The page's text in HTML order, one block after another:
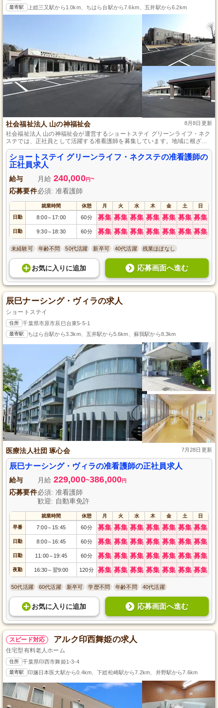
最寄駅 上総三又駅から1.0km、ちはら台駅から7.6km、五井駅から6.2km
社会福祉法人 山の神福祉会 8月8日更新
社会福祉法人 山の神福祉会が運営するショートステイ グリーンライフ・ネク
ステでは、正社員として活躍する准看護師を募集しています。地域に根ざし
た温かい福祉施設で、利用者様のケアに専念することができます。准看護師
としてのスキルを活かし、共に安心と笑顔を提供してみませんか？ご応募を
お待ちしております。
ショートステイ グリーンライフ・ネクステの准看護師の
正社員求人
給与 月給 240,000円~
応募要件必須: 准看護師
就業時間 休憩 月 火 水 木 金 土 日
日勤 8:00～ 17:00 60分 募集 募集 募集 募集 募集 募集 募集
日勤 9:30～ 18:30 60分 募集 募集 募集 募集 募集 募集 募集
未経験可 年齢不問 50代活躍 新卒可 40代活躍 残業ほぼなし
お気に入り に追加 応募画面へ進む
辰巳ナーシング・ヴィラの求人
ショートステイ
住所 千葉県市原市辰巳台東5-5-1
最寄駅 ちはら台駅から3.3km、五井駅から5.6km、蘇我駅から8.3km
医療法人社団 琢心会 7月28日更新
辰巳ナーシング・ヴィラの准看護師の正社員求人
給与 月給 229,000~386,000円
応募要件必須: 准看護師
歓迎: 自動車免許
就業時間 休憩 月 火 水 木 金 土 日
早番 7:00～ 15:45 60分 募集 募集 募集 募集 募集 募集 募集
日勤 8:00～ 16:45 60分 募集 募集 募集 募集 募集 募集 募集
日勤 11:00～ 19:45 60分 募集 募集 募集 募集 募集 募集 募集
夜勤 16:30～ 翌9:00 120分 募集 募集 募集 募集 募集 募集 募集
50代活躍 60代活躍 新卒可 学歴不問 年齢不問 40代活躍
お気に入り に追加 応募画面へ進む
スピード対応 アルク印西舞姫の求人
住宅型有料老人ホーム
住所 千葉県印西市舞姫1-3-4
最寄駅 印旛日本医大駅から0.4km、下総松崎駅から7.2km、井野駅から7.6km